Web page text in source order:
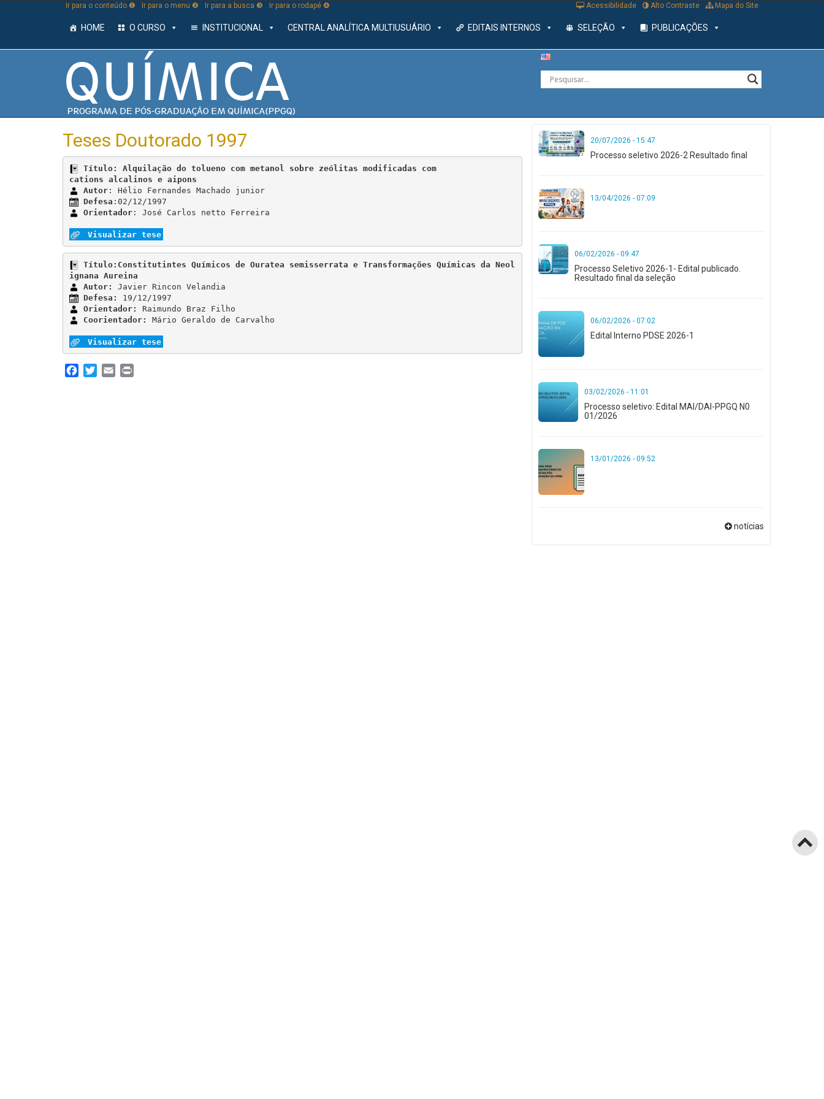
Ir para o conteúdo ❶ Ir para o menu ❷ Ir para a busca ❸ Ir para o rodapé ❹ Mapa do Site
Alto Contraste
Acessibilidade
HOME O CURSO INSTITUCIONAL CENTRAL ANALÍTICA MULTIUSUÁRIO EDITAIS INTERNOS SELEÇÃO PUBLICAÇÕES
Teses Doutorado 1997
Título: Alquilação do tolueno com metanol sobre zeólitas modificadas com
cations alcalinos e aipons
Autor
: Hélio Fernandes Machado junior
Defesa
Orientador: José Carlos netto Ferreira
Visualizar tese
Título:Constitutintes Químicos de Ouratea semisserrata e Transformações Químicas da Neol
ignana Aureina
Autor:
Defesa:
Orientador:
Coorientador:
Mário Geraldo de Carvalho
Visualizar tese
FacebookTwitterEmail
20/07/2026 - 15:47
Processo seletivo 2026-2 Resultado final
13/04/2026 - 07:09
06/02/2026 - 09:47
Processo Seletivo 2026-1- Edital publicado.
Resultado final da seleção
06/02/2026 - 07:02
Edital Interno PDSE 2026-1
03/02/2026 - 11:01
Processo seletivo: Edital MAI/DAI-PPGQ N0
01/2026
13/01/2026 - 09:52
notícias